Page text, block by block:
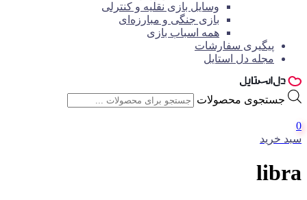
وسایل بازی نقلیه و کنترلی
بازی جنگی و مبارزه‌ای
همه اسباب بازی
پیگیری سفارشات
مجله دل استایل
جستجوی محصولات
0
سبد خرید
libra